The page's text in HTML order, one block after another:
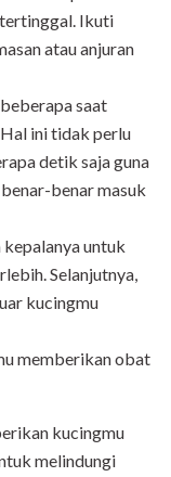
Ikuti
atau anjuran
saat
ini tidak perlu
detik saja guna
benar masuk
untuk
Selanjutnya,
kucingmu
memberikan obat
kucingmu
melindungi